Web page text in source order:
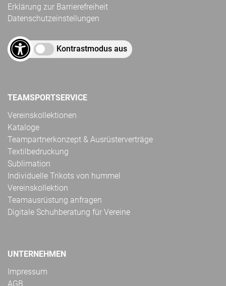
Erklärung zur Barrierefreiheit
Datenschutzeinstellungen
Kontrastmodus aus
TEAMSPORTSERVICE
Vereinskollektionen
Kataloge
Teampartnerkonzept & Ausrüsterverträge
Textilbedruckung
Sublimation
Individuelle Trikots von hummel
Vereinskollektion
Teamausrüstung anfragen
Digitale Schuhberatung für Vereine
UNTERNEHMEN
Impressum
AGB